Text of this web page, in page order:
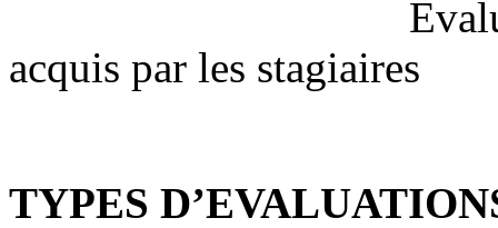
Evaluations de
acquis par les stagiaires
TYPES